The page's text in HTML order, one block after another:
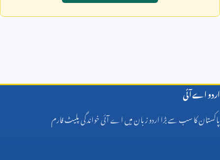
اردو اے آئی
پاکستان کا سب سے بڑا اردو زبان میں اے آئی خواندگی پلیٹ فارم